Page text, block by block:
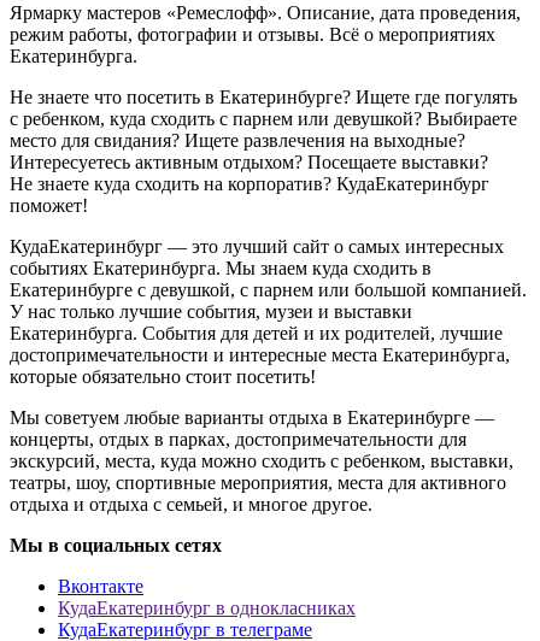
Ярмарку мастеров «Ремеслофф». Описание, дата проведения,
режим работы, фотографии и отзывы. Всё о мероприятиях
Екатеринбурга.
Не знаете что посетить в Екатеринбурге? Ищете где погулять
с ребенком, куда сходить с парнем или девушкой? Выбираете
место для свидания? Ищете развлечения на выходные?
Интересуетесь активным отдыхом? Посещаете выставки?
Не знаете куда сходить на корпоратив? КудаЕкатеринбург
поможет!
КудаЕкатеринбург — это лучший сайт о самых интересных
событиях Екатеринбурга. Мы знаем куда сходить в
Екатеринбурге с девушкой, с парнем или большой компанией.
У нас только лучшие события, музеи и выставки
Екатеринбурга. События для детей и их родителей, лучшие
достопримечательности и интересные места Екатеринбурга,
которые обязательно стоит посетить!
Мы советуем любые варианты отдыха в Екатеринбурге —
концерты, отдых в парках, достопримечательности для
экскурсий, места, куда можно сходить с ребенком, выставки,
театры, шоу, спортивные мероприятия, места для активного
отдыха и отдыха с семьей, и многое другое.
Мы в социальных сетях
Вконтакте
КудаЕкатеринбург в однокласниках
КудаЕкатеринбург в телеграме